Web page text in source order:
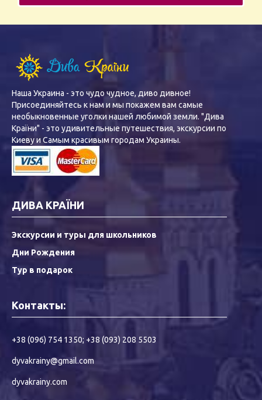
Наша Украина - это чудо чудное, диво дивное!
Присоединяйтесь к нам и мы покажем вам самые
необыкновенные уголки нашей любимой земли. "Дива
Країни" - это удивительные путешествия, экскурсии по
Киеву и Самым красивым городам Украины.
ДИВА КРАЇНИ
Экскурсии и туры для школьников
Дни Рождения
Тур в подарок
Контакты:
+38 (096) 754 1350; +38 (093) 208 5503
dyvakrainy@gmail.com
dyvakrainy.com